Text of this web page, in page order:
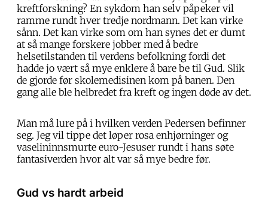
kreftforskning? En sykdom han selv påpeker vil
ramme rundt hver tredje nordmann. Det kan virke
sånn. Det kan virke som om han synes det er dumt
at så mange forskere jobber med å bedre
helsetilstanden til verdens befolkning fordi det
hadde jo vært så mye enklere å bare be til Gud. Slik
de gjorde før skolemedisinen kom på banen. Den
gang alle ble helbredet fra kreft og ingen døde av det.
Man må lure på i hvilken verden Pedersen befinner
seg. Jeg vil tippe det løper rosa enhjørninger og
vaselininnsmurte euro-Jesuser rundt i hans søte
fantasiverden hvor alt var så mye bedre før.
Gud vs hardt arbeid